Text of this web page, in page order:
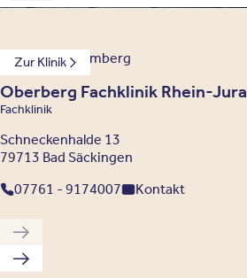
Zur Klinik
Baden-Württemberg
Oberberg Fachklinik Rhein-Jura
Fachklinik
Schneckenhalde 13
79713 Bad Säckingen
07761 - 9174007
Kontakt
Vorherige Klinik
Nächste Klinik